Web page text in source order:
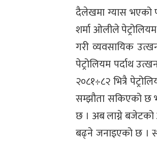
दैलेखमा ग्यास भएको
शर्मा ओलीले
गरी व्यवसायिक
पेट्रोलियम पर्दाथ
२०८१÷८२ भित्रै
सम्झौता सकिएको छ
छ । अब लाग्ने बजेटको
बढ्ने जनाइएको छ ।